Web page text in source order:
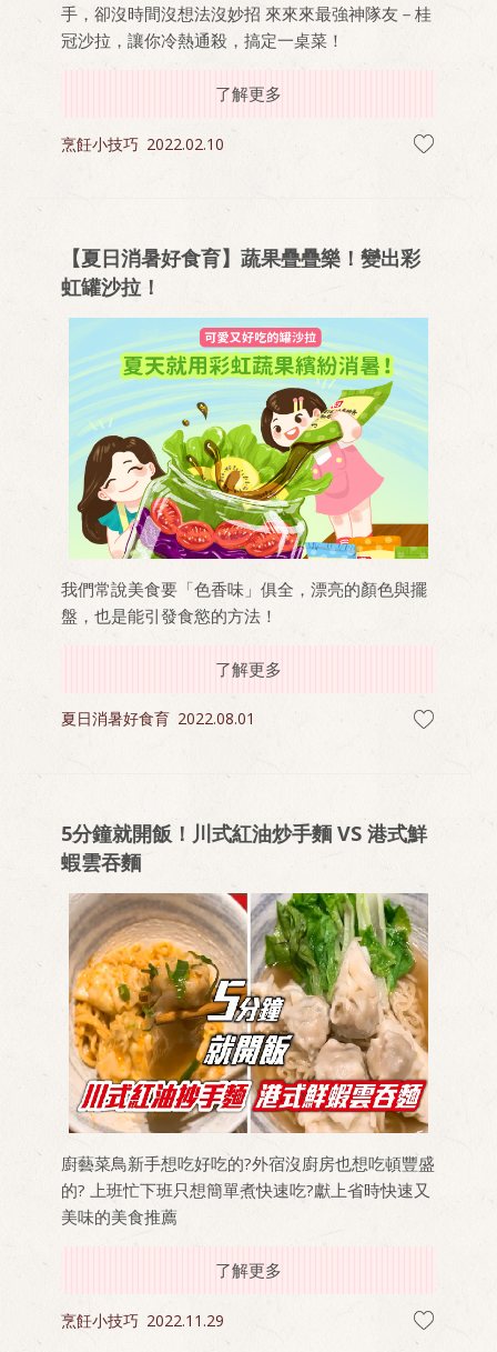
手，卻沒時間沒想法沒妙招 來來來最強神隊友－桂
冠沙拉，讓你冷熱通殺，搞定一桌菜！
了解更多
烹飪小技巧 2022.02.10
【夏日消暑好食育】蔬果疊疊樂！變出彩
虹罐沙拉！
我們常說美食要「色香味」俱全，漂亮的顏色與擺
盤，也是能引發食慾的方法！
了解更多
夏日消暑好食育 2022.08.01
5分鐘就開飯！川式紅油炒手麵 VS 港式鮮
蝦雲吞麵
廚藝菜鳥新手想吃好吃的?外宿沒廚房也想吃頓豐盛
的? 上班忙下班只想簡單煮快速吃?獻上省時快速又
美味的美食推薦
了解更多
烹飪小技巧 2022.11.29